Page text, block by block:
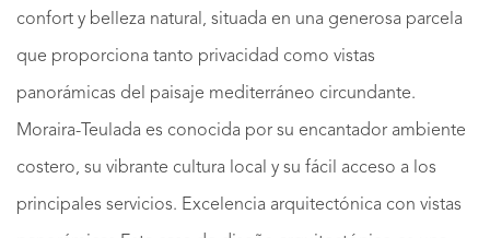
confort y belleza natural, situada en una generosa parcela
que proporciona tanto privacidad como vistas
panorámicas del paisaje mediterráneo circundante.
Moraira-Teulada es conocida por su encantador ambiente
costero, su vibrante cultura local y su fácil acceso a los
principales servicios. Excelencia arquitectónica con vistas